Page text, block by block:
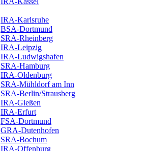
IRA-Karlsruhe
BSA-Dortmund
SRA-Rheinberg
IRA-Leipzig
IRA-Ludwigshafen
SRA-Hamburg
IRA-Oldenburg
SRA-Mühldorf am Inn
SRA-Berlin/Strausberg
IRA-Gießen
IRA-Erfurt
FSA-Dortmund
GRA-Dutenhofen
SRA-Bochum
IRA-Offenburg